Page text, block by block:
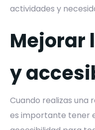
actividades y
Mejorar
y
Cuando realizas una
es importante tener